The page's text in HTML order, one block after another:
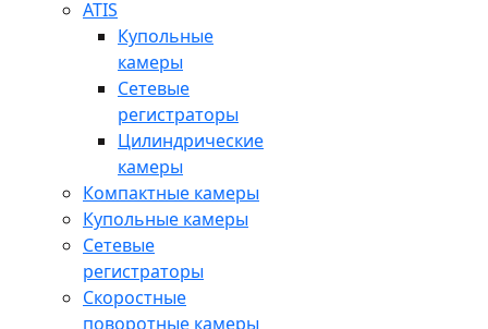
ATIS
Купольные
камеры
Сетевые
регистраторы
Цилиндрические
камеры
Компактные камеры
Купольные камеры
Сетевые
регистраторы
Скоростные
поворотные камеры